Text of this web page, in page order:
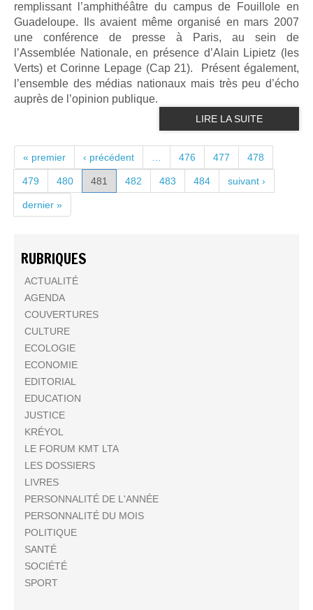
remplissant l’amphithéâtre du campus de Fouillole en
Guadeloupe. Ils avaient même organisé en mars 2007
une conférence de presse à Paris, au sein de
l’Assemblée Nationale, en présence d’Alain Lipietz (les
Verts) et Corinne Lepage (Cap 21). Présent également,
l’ensemble des médias nationaux mais très peu d’écho
auprès de l’opinion publique.
LIRE LA SUITE
PAGES
« premier ‹ précédent 476 477 478
479 480 481 482 483 484 suivant ›
dernier »
RUBRIQUES
ACTUALITÉ
AGENDA
COUVERTURES
CULTURE
ECOLOGIE
ECONOMIE
EDITORIAL
EDUCATION
JUSTICE
KRÉYOL
LE FORUM KMT LTA
LES DOSSIERS
LIVRES
PERSONNALITÉ DE L'ANNÉE
PERSONNALITÉ DU MOIS
POLITIQUE
SANTÉ
SOCIÉTÉ
SPORT